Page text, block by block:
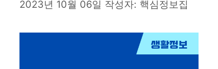
2023년 10월 06일 작성자: 핵심정보집